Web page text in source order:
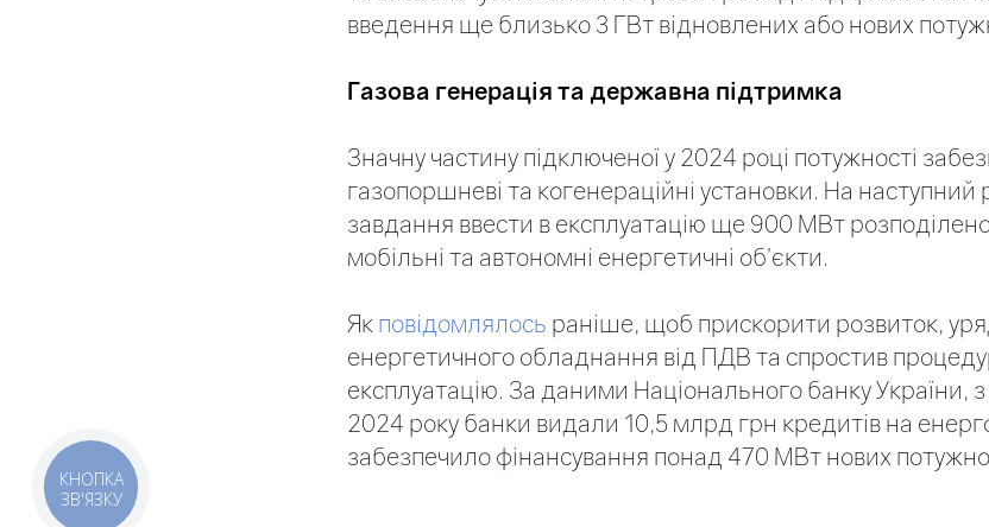
введення ще близько 3 ГВт відновлених або нових
Газова генерація та державна підтримка
Значну частину підключеної у 2024 році потужності
газопоршневі та когенераційні установки. На наступний
завдання ввести в експлуатацію ще 900 МВт
мобільні та автономні енергетичні об’єкти.
Як повідомлялось раніше, щоб прискорити розвиток,
енергетичного обладнання від ПДВ та спростив
експлуатацію. За даними Національного банку України,
2024 року банки видали 10,5 млрд грн кредитів на
забезпечило фінансування понад 470 МВт нових
КНОПКА
ЗВ'ЯЗКУ